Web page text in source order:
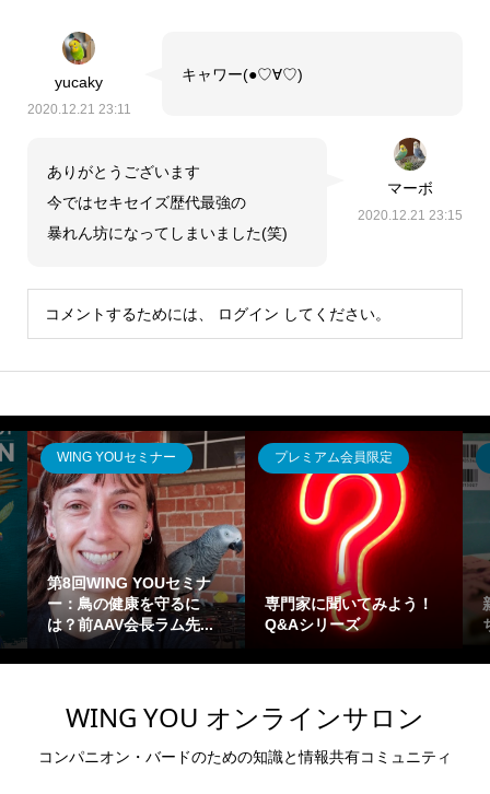
yucaky
2020.12.21 23:11
キャワー(●♡∀♡)
マーボ
2020.12.21 23:15
ありがとうございます
今ではセキセイズ歴代最強の
暴れん坊になってしまいました(笑)
コメントするためには、 ログイン してください。
WING YOUセミナー
第8回WING YOUセミナ
ー：鳥の健康を守るに
は？前AAV会長ラム先...
プレミアム会員限定
専門家に聞いてみよう！
Q&Aシリーズ
WING YOU オンラインサロン
コンパニオン・バードのための知識と情報共有コミュニティ